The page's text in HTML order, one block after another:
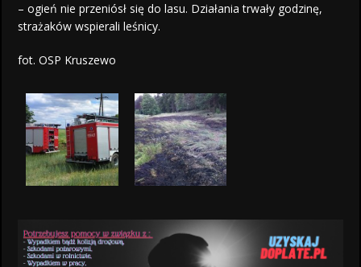
– ogień nie przeniósł się do lasu. Działania trwały godzinę,
strażaków wspierali leśnicy.
fot. OSP Kruszewo